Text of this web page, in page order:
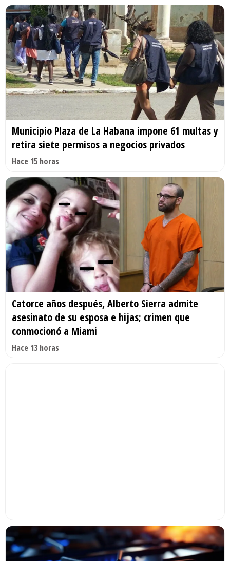
Municipio Plaza de La Habana impone 61 multas y
retira siete permisos a negocios privados
Hace 15 horas
Catorce años después, Alberto Sierra admite
asesinato de su esposa e hijas; crimen que
conmocionó a Miami
Hace 13 horas